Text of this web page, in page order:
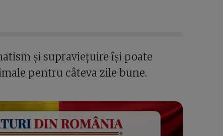
și supraviețuire își poate
pentru câteva zile bune.